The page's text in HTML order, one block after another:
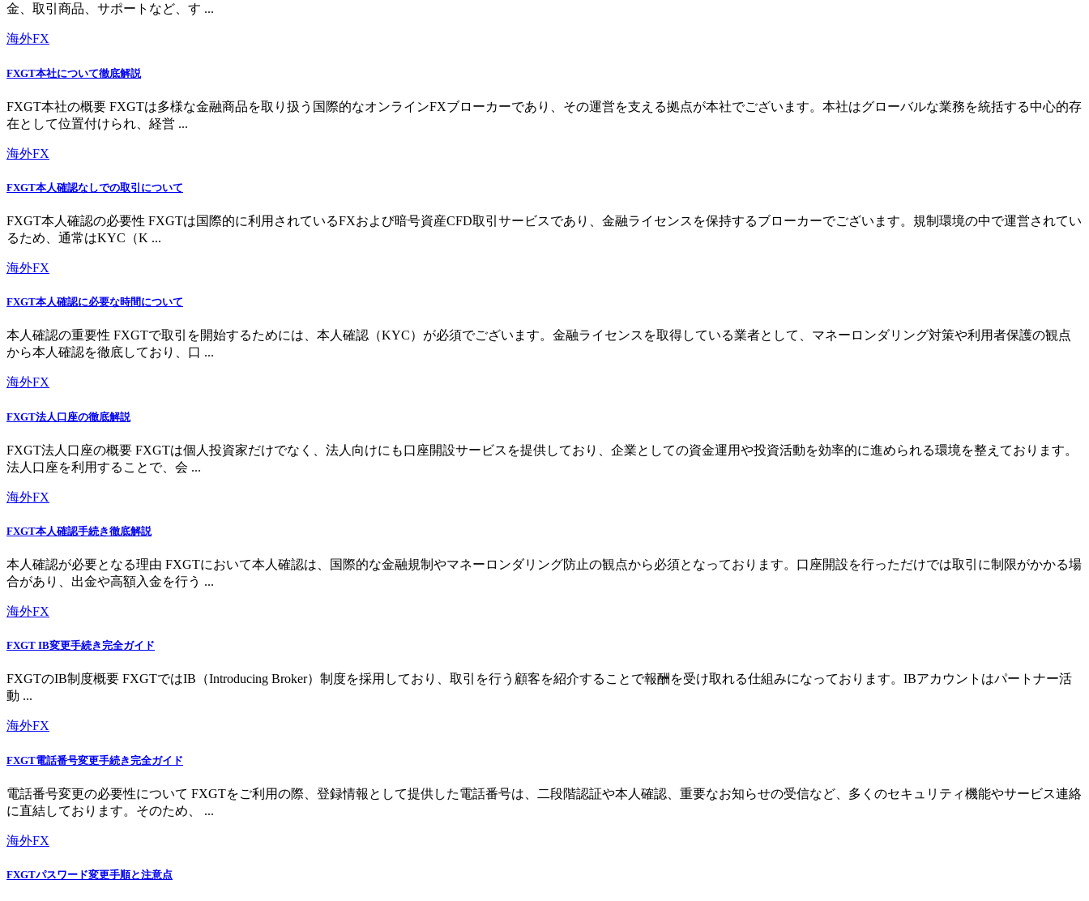
金、取引商品、サポートなど、す ...
海外FX
FXGT本社について徹底解説
FXGT本社の概要 FXGTは多様な金融商品を取り扱う国際的なオンラインFXブローカーであり、その運営を支える拠点が本社でございます。本社はグローバルな業務を統括する中心的存
在として位置付けられ、経営 ...
海外FX
FXGT本人確認なしでの取引について
FXGT本人確認の必要性 FXGTは国際的に利用されているFXおよび暗号資産CFD取引サービスであり、金融ライセンスを保持するブローカーでございます。規制環境の中で運営されてい
るため、通常はKYC（K ...
海外FX
FXGT本人確認に必要な時間について
本人確認の重要性 FXGTで取引を開始するためには、本人確認（KYC）が必須でございます。金融ライセンスを取得している業者として、マネーロンダリング対策や利用者保護の観点
から本人確認を徹底しており、口 ...
海外FX
FXGT法人口座の徹底解説
FXGT法人口座の概要 FXGTは個人投資家だけでなく、法人向けにも口座開設サービスを提供しており、企業としての資金運用や投資活動を効率的に進められる環境を整えております。
法人口座を利用することで、会 ...
海外FX
FXGT本人確認手続き徹底解説
本人確認が必要となる理由 FXGTにおいて本人確認は、国際的な金融規制やマネーロンダリング防止の観点から必須となっております。口座開設を行っただけでは取引に制限がかかる場
合があり、出金や高額入金を行う ...
海外FX
FXGT IB変更手続き完全ガイド
FXGTのIB制度概要 FXGTではIB（Introducing Broker）制度を採用しており、取引を行う顧客を紹介することで報酬を受け取れる仕組みになっております。IBアカウントはパートナー活
動 ...
海外FX
FXGT電話番号変更手続き完全ガイド
電話番号変更の必要性について FXGTをご利用の際、登録情報として提供した電話番号は、二段階認証や本人確認、重要なお知らせの受信など、多くのセキュリティ機能やサービス連絡
に直結しております。そのため、 ...
海外FX
FXGTパスワード変更手順と注意点